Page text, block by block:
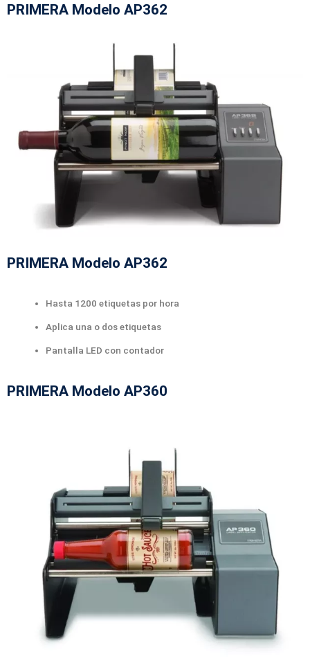
PRIMERA Modelo AP362
PRIMERA Modelo AP362
Hasta 1200 etiquetas por hora
Aplica una o dos etiquetas
Pantalla LED con contador
PRIMERA Modelo AP360